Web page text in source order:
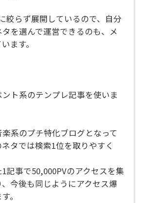
絞らず展開しているので、自分
を選んで運営できるのも、メ
ます。
ト系のテンプレ記事を使いま
系のプチ特化ブログとなって
タでは検索1位を取りやすく
記事で50,000PVのアクセスを集
今後も同じようにアクセス爆
。